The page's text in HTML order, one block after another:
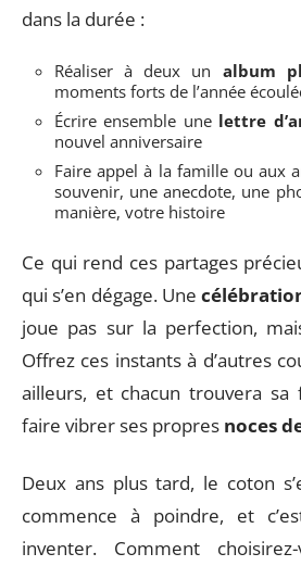
dans la durée :
Réaliser à deux un album
moments forts de l’année
Écrire ensemble une lettre
nouvel anniversaire
Faire appel à la famille ou aux
souvenir, une anecdote, une
manière, votre histoire
Ce qui rend ces partages
qui s’en dégage. Une
joue pas sur la perfection,
Offrez ces instants à d’autres
ailleurs, et chacun trouvera sa
faire vibrer ses propres noces
Deux ans plus tard, le coton
commence à poindre, et
inventer. Comment